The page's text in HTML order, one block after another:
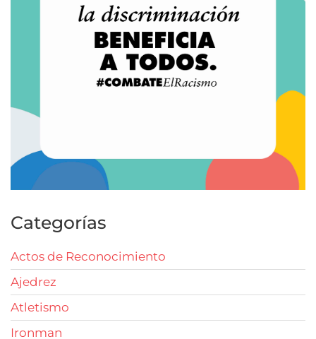
Categorías
Actos de Reconocimiento
Ajedrez
Atletismo
Ironman